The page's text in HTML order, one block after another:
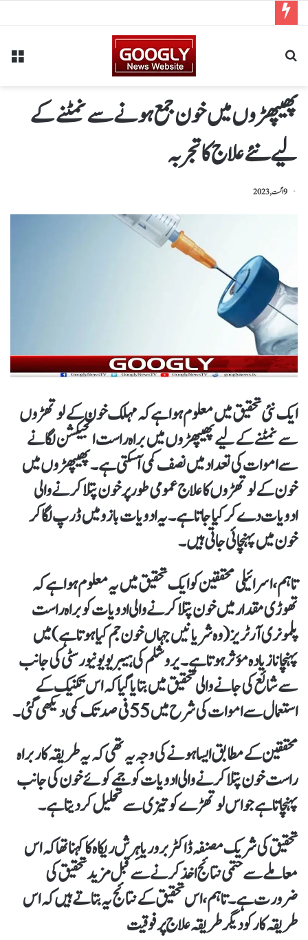
پھیپھڑوں میں خون جمع ہونےسے نمٹنے کے
لیے نئے علاج کا تجربہ
9 اگست, 2023
ایک نئی تحقیق میں معلوم ہوا ہے کہ مہلک خون کے لوتھڑوں
سے نمٹنے کے لیے پھیپھڑوں میں براہ راست انجیکشن لگانے
سے اموات کی تعداد میں نصف کمی آسکتی ہے۔پھیپھڑوں میں
خون کے لوتھڑوں کا علاج عمومی طور پر خون پتلا کرنے والی
ادویات دے کر کیا جاتا ہے۔ یہ ادویات بازو میں ڈرپ لگا کر
خون میں پہنچائی جاتی ہیں۔
تاہم، اسرائیلی محققین کو ایک تحقیق میں یہ معلوم ہوا ہے کہ
تھوڑی مقدار میں خون پتلا کرنے والی ادویات کو براہ راست
پلمونری آرٹریز (وہ شریانیں جہاں خون جم کیا ہوتا ہے) میں
پہنچانا زیادہ مؤثر ہوتا ہے۔یروشلم کی ہیبریو یونیورسٹی کی جانب
سے شائع کی جانے والی تحقیق میں بتایا گیا کہ اس تکنیک کے
استعمال سے اموات کی شرح میں 55 فی صد تک کمی دیکھی گئی۔
محققین کے مطابق ایسا ہونے کی وجہ یہ تھی کہ یہ طریقہ کار براہ
راست خون پتلا کرنے والی ادویات کو جمے کوئے خون کی جانب
پہنچاتا ہے جو اس لوتھڑے کو تیزی سے تحلیل کر دیتا ہے۔
تحقیق کی شریک مصنفہ ڈاکٹر بروریا ہِرش ریکاہ کا کہنا تھا کہ اس
معاملے سے حتمی نتائج اخذ کرنے سے قبل مزید تحقیق کی
ضرورت ہے۔ تاہم، اس تحقیق کے نتائج یہ بتاتے ہیں کہ اس
طریقہ کار کو دیگر طریقہ علاج پر فوقیت